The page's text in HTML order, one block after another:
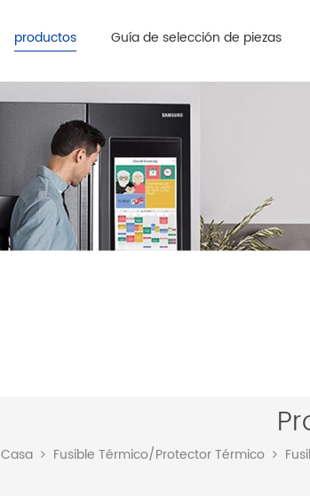
productos Guía de selección de piezas
Casa Fusible Térmico/protector Térmico